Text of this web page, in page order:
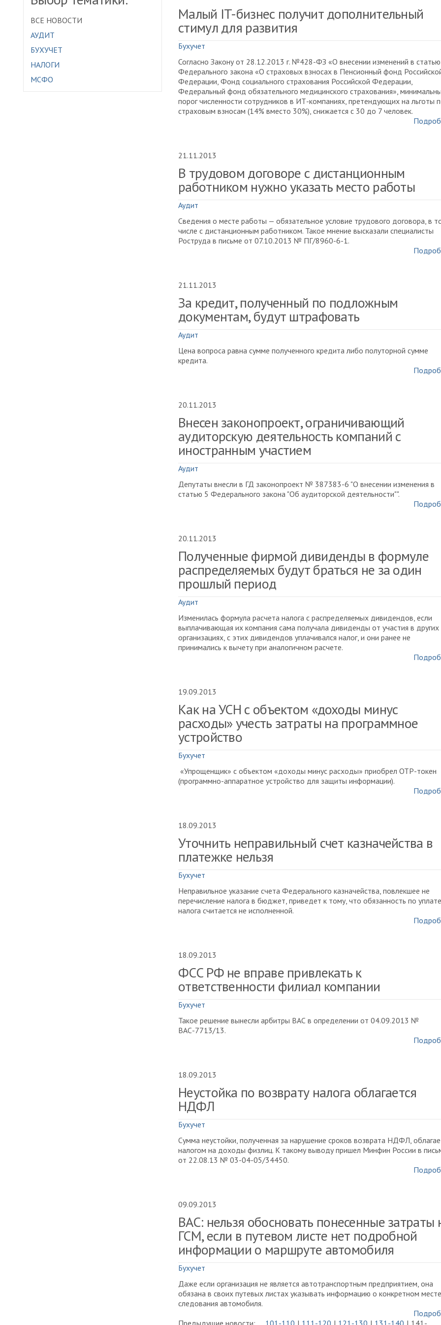
ВСЕ НОВОСТИ
АУДИТ
БУХУЧЕТ
НАЛОГИ
МСФО
Малый IT-бизнес получит дополнительный
стимул для развития
Бухучет
Согласно Закону от 28.12.2013 г. №428-ФЗ «О внесении изменений в
Федерального закона «О страховых взносах в Пенсионный фонд
Федерации, Фонд социального страхования Российской Федерации,
Федеральный фонд обязательного медицинского страхования»,
порог численности сотрудников в ИТ-компаниях, претендующих на льготы
страховым взносам (14% вместо 30%), снижается с 30 до 7 человек.
21.11.2013
В трудовом договоре с дистанционным
работником нужно указать место работы
Аудит
Сведения о месте работы — обязательное условие трудового договора, в
числе с дистанционным работником. Такое мнение высказали специалисты
Роструда в письме от 07.10.2013 № ПГ/8960-6-1.
21.11.2013
За кредит, полученный по подложным
документам, будут штрафовать
Аудит
Цена вопроса равна сумме полученного кредита либо полуторной сумме
кредита.
20.11.2013
Внесен законопроект, ограничивающий
аудиторскую деятельность компаний с
иностранным участием
Аудит
Депутаты внесли в ГД законопроект № 387383-6 "О внесении изменения в
статью 5 Федерального закона "Об аудиторской деятельности"".
20.11.2013
Полученные фирмой дивиденды в формуле
распределяемых будут браться не за один
прошлый период
Аудит
Изменилась формула расчета налога с распределяемых дивидендов, если
выплачивающая их компания сама получала дивиденды от участия в других
организациях, с этих дивидендов уплачивался налог, и они ранее не
принимались к вычету при аналогичном расчете.
19.09.2013
Как на УСН с объектом «доходы минус
расходы» учесть затраты на программное
устройство
Бухучет
«Упрощенщик» с объектом «доходы минус расходы» приобрел ОТР-токен
(программно-аппаратное устройство для защиты информации).
18.09.2013
Уточнить неправильный счет казначейства в
платежке нельзя
Бухучет
Неправильное указание счета Федерального казначейства, повлекшее не
перечисление налога в бюджет, приведет к тому, что обязанность по уплате
налога считается не исполненной.
18.09.2013
ФСС РФ не вправе привлекать к
ответственности филиал компании
Бухучет
Такое решение вынесли арбитры ВАС в определении от 04.09.2013 №
ВАС-7713/13.
18.09.2013
Неустойка по возврату налога облагается
НДФЛ
Бухучет
Сумма неустойки, полученная за нарушение сроков возврата НДФЛ,
налогом на доходы физлиц. К такому выводу пришел Минфин России в
от 22.08.13 № 03-04-05/34450.
09.09.2013
ВАС: нельзя обосновать понесенные затраты
ГСМ, если в путевом листе нет подробной
информации о маршруте автомобиля
Бухучет
Даже если организация не является автотранспортным предприятием, она
обязана в своих путевых листах указывать информацию о конкретном месте
следования автомобиля.
Предыдущие новости:
101-110 111-120 121-130 131-140 141-